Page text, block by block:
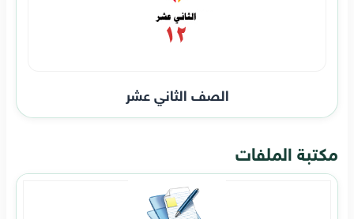
الصف الثاني عشر
مكتبة الملفات